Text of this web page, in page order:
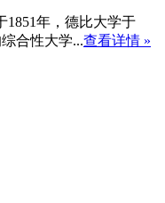
1851年，德比大学于
合性大学...查看详情 »